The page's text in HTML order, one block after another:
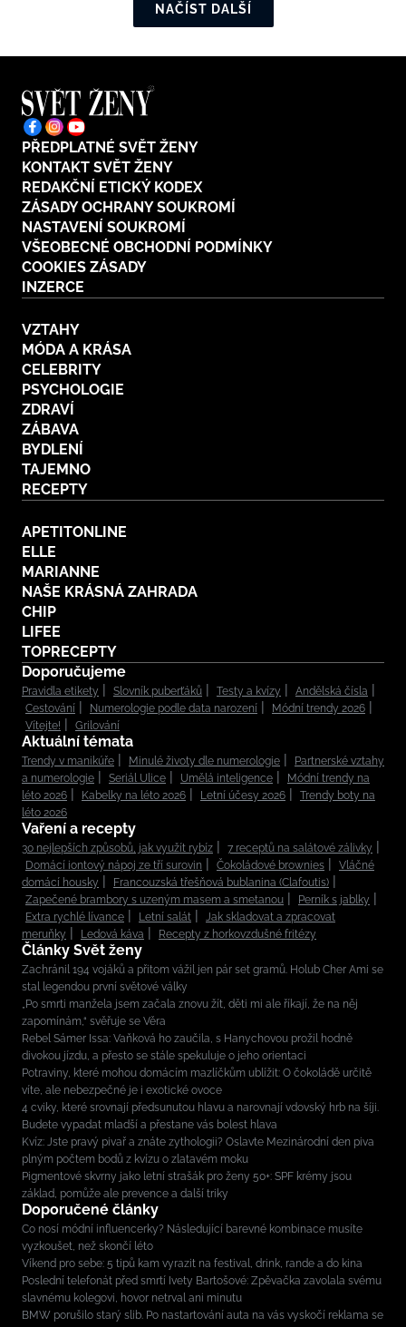
NAČÍST DALŠÍ
PŘEDPLATNÉ SVĚT ŽENY
KONTAKT SVĚT ŽENY
REDAKČNÍ ETICKÝ KODEX
ZÁSADY OCHRANY SOUKROMÍ
NASTAVENÍ SOUKROMÍ
VŠEOBECNÉ OBCHODNÍ PODMÍNKY
COOKIES ZÁSADY
INZERCE
VZTAHY
MÓDA A KRÁSA
CELEBRITY
PSYCHOLOGIE
ZDRAVÍ
ZÁBAVA
BYDLENÍ
TAJEMNO
RECEPTY
APETITONLINE
ELLE
MARIANNE
NAŠE KRÁSNÁ ZAHRADA
CHIP
LIFEE
TOPRECEPTY
Doporučujeme
Pravidla etikety Slovník puberťáků Testy a kvízy
Andělská čísla
Cestování
Numerologie podle data narození
Módní trendy 2026
Vítejte!
Grilování
Aktuální témata
Trendy v manikúře Minulé životy dle numerologie
Partnerské vztahy
a numerologie
Seriál Ulice Umělá inteligence
Módní trendy na
léto 2026
Kabelky na léto 2026 Letní účesy 2026
Trendy boty na
léto 2026
Vaření a recepty
30 nejlepších způsobů, jak využít rybíz
7 receptů na salátové zálivky
Domácí iontový nápoj ze tří surovin
Čokoládové brownies
Vláčné
domácí housky
Francouzská třešňová bublanina (Clafoutis)
Zapečené brambory s uzeným masem a smetanou
Perník s jablky
Extra rychlé lívance
Letní salát
Jak skladovat a zpracovat
meruňky
Ledová káva Recepty z horkovzdušné fritézy
Články Svět ženy
Zachránil 194 vojáků a přitom vážil jen pár set gramů. Holub Cher Ami se
stal legendou první světové války
„Po smrti manžela jsem začala znovu žít, děti mi ale říkají, že na něj
zapomínám,“ svěřuje se Věra
Rebel Sámer Issa: Vaňková ho zaučila, s Hanychovou prožil hodně
divokou jízdu, a přesto se stále spekuluje o jeho orientaci
Potraviny, které mohou domácím mazlíčkům ublížit: O čokoládě určitě
víte, ale nebezpečné je i exotické ovoce
4 cviky, které srovnají předsunutou hlavu a narovnají vdovský hrb na šíji.
Budete vypadat mladší a přestane vás bolest hlava
Kvíz: Jste pravý pivař a znáte zythologii? Oslavte Mezinárodní den piva
plným počtem bodů z kvízu o zlatavém moku
Pigmentové skvrny jako letní strašák pro ženy 50+: SPF krémy jsou
základ, pomůže ale prevence a další triky
Doporučené články
Co nosí módní influencerky? Následující barevné kombinace musíte
vyzkoušet, než skončí léto
Víkend pro sebe: 5 tipů kam vyrazit na festival, drink, rande a do kina
Poslední telefonát před smrtí Ivety Bartošové: Zpěvačka zavolala svému
slavnému kolegovi, hovor netrval ani minutu
BMW porušilo starý slib. Po nastartování auta na vás vyskočí reklama se